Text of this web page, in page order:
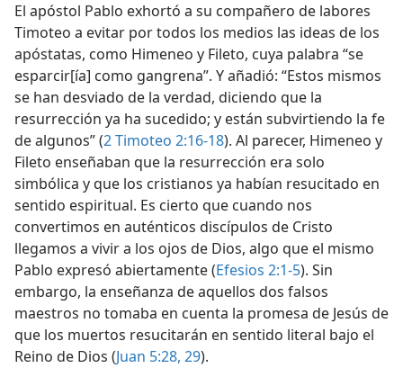
El apóstol Pablo exhortó a su compañero de labores
Timoteo a evitar por todos los medios las ideas de los
apóstatas, como Himeneo y Fileto, cuya palabra “se
esparcir[ía] como gangrena”. Y añadió: “Estos mismos
se han desviado de la verdad, diciendo que la
resurrección ya ha sucedido; y están subvirtiendo la fe
de algunos” (2 Timoteo 2:16-18). Al parecer, Himeneo y
Fileto enseñaban que la resurrección era solo
simbólica y que los cristianos ya habían resucitado en
sentido espiritual. Es cierto que cuando nos
convertimos en auténticos discípulos de Cristo
llegamos a vivir a los ojos de Dios, algo que el mismo
Pablo expresó abiertamente (Efesios 2:1-5). Sin
embargo, la enseñanza de aquellos dos falsos
maestros no tomaba en cuenta la promesa de Jesús de
que los muertos resucitarán en sentido literal bajo el
Reino de Dios (Juan 5:28, 29).